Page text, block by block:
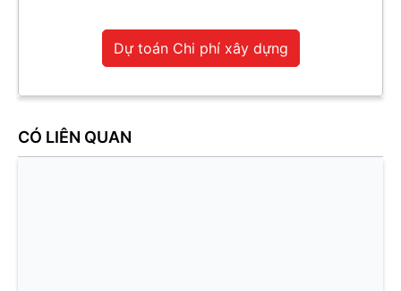
Dự toán Chi phí xây dựng
CÓ LIÊN QUAN